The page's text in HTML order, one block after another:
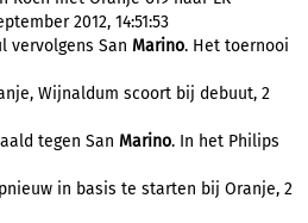
2012, 14:51:53
vervolgens San Marino. Het toernooi
Wijnaldum scoort bij debuut, 2
tegen San Marino. In het Philips
in basis te starten bij Oranje, 2